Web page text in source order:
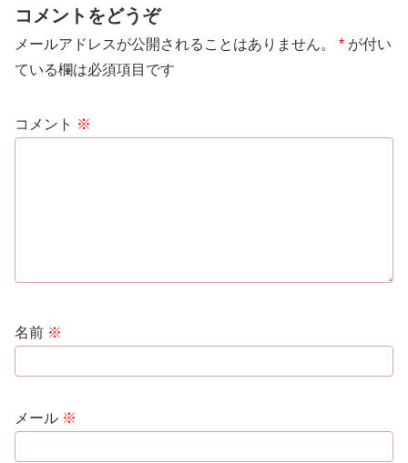
コメントをどうぞ
メールアドレスが公開されることはありません。 * が付い
ている欄は必須項目です
コメント ※
名前 ※
メール ※